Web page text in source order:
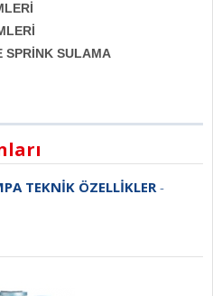
SPRİNK SULAMA
TEKNİK ÖZELLİKLER-